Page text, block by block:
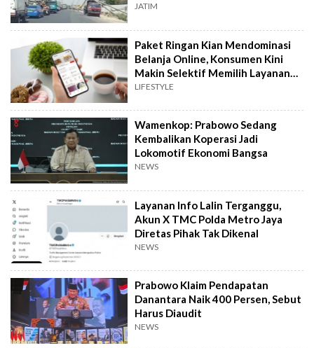
JATIM
Paket Ringan Kian Mendominasi
Belanja Online, Konsumen Kini
Makin Selektif Memilih Layanan
Kirim
LIFESTYLE
Wamenkop: Prabowo Sedang
Kembalikan Koperasi Jadi
Lokomotif Ekonomi Bangsa
NEWS
Layanan Info Lalin Terganggu,
Akun X TMC Polda Metro Jaya
Diretas Pihak Tak Dikenal
NEWS
Prabowo Klaim Pendapatan
Danantara Naik 400 Persen, Sebut
Harus Diaudit
NEWS